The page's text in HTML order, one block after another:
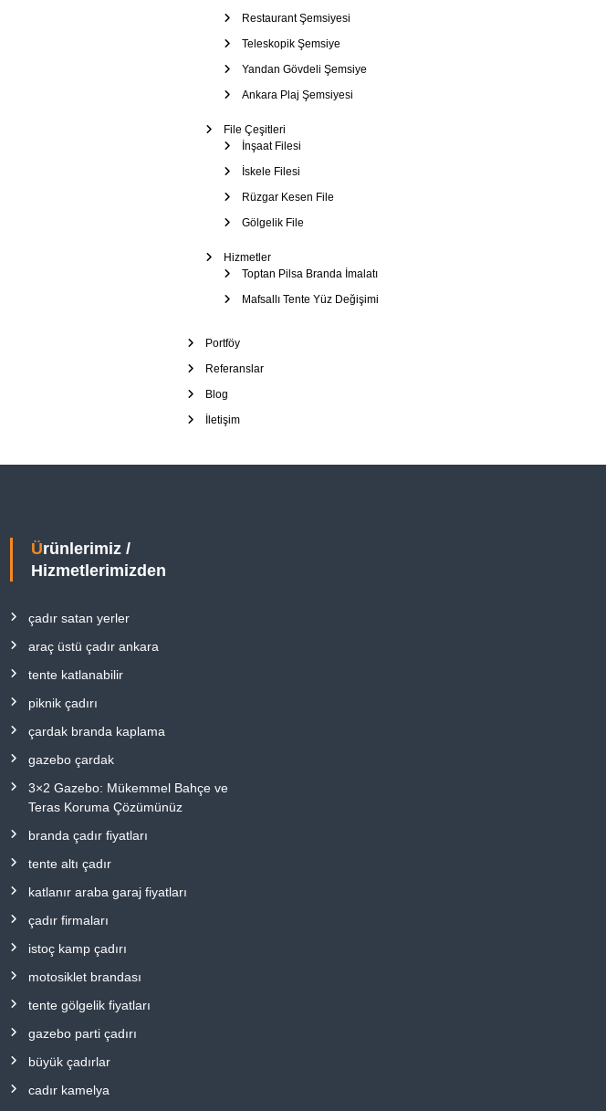
Restaurant Şemsiyesi
Teleskopik Şemsiye
Yandan Gövdeli Şemsiye
Ankara Plaj Şemsiyesi
File Çeşitleri
İnşaat Filesi
İskele Filesi
Rüzgar Kesen File
Gölgelik File
Hizmetler
Toptan Pilsa Branda İmalatı
Mafsallı Tente Yüz Değişimi
Portföy
Referanslar
Blog
İletişim
Ürünlerimiz /
Hizmetlerimizden
çadır satan yerler
araç üstü çadır ankara
tente katlanabilir
piknik çadırı
çardak branda kaplama
gazebo çardak
3×2 Gazebo: Mükemmel Bahçe ve
Teras Koruma Çözümünüz
branda çadır fiyatları
tente altı çadır
katlanır araba garaj fiyatları
çadır firmaları
istoç kamp çadırı
motosiklet brandası
tente gölgelik fiyatları
gazebo parti çadırı
büyük çadırlar
cadır kamelya